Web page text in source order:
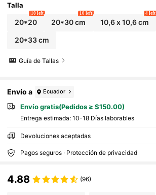
Talla
20*20
10 left
20*30 cm
10 left
10,6 x 10,6 cm
4 left
20*33 cm
Guía de Tallas
Envío a Ecuador
Envío gratis(Pedidos ≥ $150.00)
Entrega estimada: 10-18 Días laborables
Devoluciones aceptadas
Pagos seguros · Protección de privacidad
4.88 (96)